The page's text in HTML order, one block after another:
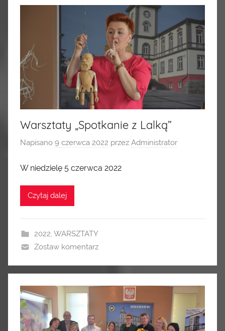
Warsztaty „Spotkanie z Lalką”
Napisano 9 czerwca 2022 przez Administrator
W niedzielę 5 czerwca 2022
Czytaj dalej
2022, WARSZTATY
Zostaw komentarz